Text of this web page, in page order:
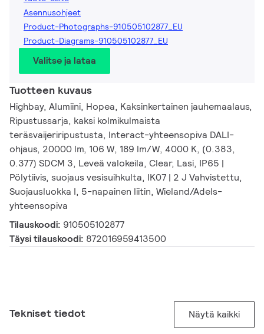
Asennusohjeet
Product-Photographs-910505102877_EU
Product-Diagrams-910505102877_EU
Valitse ja lataa
Tuotteen kuvaus
Highbay, Alumiini, Hopea, Kaksinkertainen jauhemaalaus,
Ripustussarja, kaksi kolmikulmaista
teräsvaijeriripustusta, Interact-yhteensopiva DALI-
ohjaus, 20000 lm, 106 W, 189 lm/W, 4000 K, (0.383,
0.377) SDCM 3, Leveä valokeila, Clear, Lasi, IP65 |
Pölytiivis, suojaus vesisuihkulta, IK07 | 2 J Vahvistettu,
Suojausluokka I, 5-napainen liitin, Wieland/Adels-
yhteensopiva
Tilauskoodi: 910505102877
Täysi tilauskoodi: 872016959413500
Tekniset tiedot Näytä kaikki